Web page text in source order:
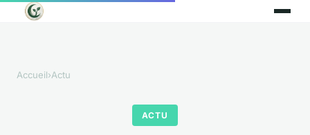
Accueil›Actu
ACTU